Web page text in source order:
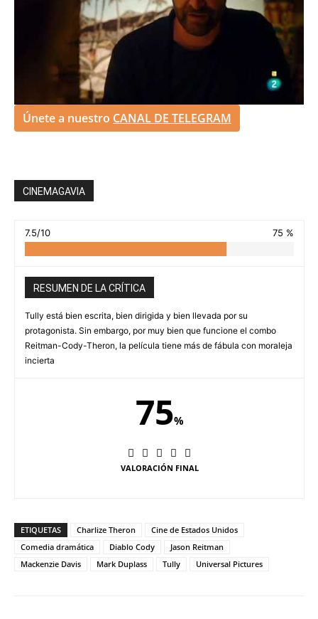
Únete a nuestro CANAL DE TELEGRAM
CINEMAGAVIA
7.5/10 75 %
RESUMEN DE LA CRÍTICA
Tully está bien escrita, bien dirigida y bien llevada por su
protagonista. Sin embargo, por muy bien que funcione el combo
Reitman-Cody-Theron, la película tiene más de fábula con moraleja
incierta
75%
VALORACIÓN FINAL
ETIQUETAS Charlize Theron
Cine de Estados Unidos
Comedia dramática
Diablo Cody
Jason Reitman
Mackenzie Davis
Mark Duplass Tully Universal Pictures